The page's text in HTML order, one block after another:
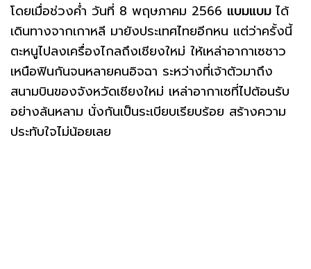
โดยเมื่อช่วงค่ำ วันที่ 8 พฤษภาคม 2566 แบมแบม ได้
เดินทางจากเกาหลี มายังประเทศไทยอีกหน แต่ว่าครั้งนี้
ตะหนูไปลงเครื่องไกลถึงเชียงใหม่ ให้เหล่าอากาเซชาว
เหนือฟินกันจนหลายคนอิจฉา ระหว่างที่เจ้าตัวมาถึง
สนามบินของจังหวัดเชียงใหม่ เหล่าอากาเซที่ไปต้อนรับ
อย่างล้นหลาม นั่งกันเป็นระเบียบเรียบร้อย สร้างความ
ประทับใจไม่น้อยเลย